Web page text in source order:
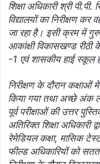
शिक्षा अधिकारी श्री
विद्यालयों का निरीक्षण कर
जा रहा है। इसी क्रम में
आकांक्षी विकासखण्ड
-1 एवं शासकीय हाई स्कूल
निरीक्षण के दौरान कक्षाओं
किया गया तथा अच्छे अंक
पूर्व परीक्षाओं की उत्तर
अतिरिक्त शिक्षा अधिकारी
रेमेडियल कक्षा, मासिक
फील्ड अधिकारियों को सतत